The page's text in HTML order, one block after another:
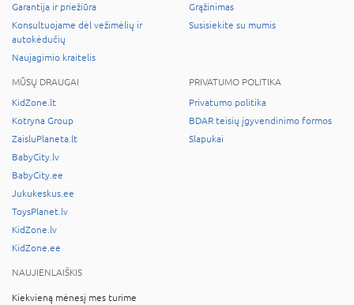
Garantija ir priežiūra
Konsultuojame dėl vežimėlių ir
autokėdučių
Naujagimio kraitelis
Grąžinimas
Susisiekite su mumis
MŪSŲ DRAUGAI
KidZone.lt
Kotryna Group
ZaisluPlaneta.lt
BabyCity.lv
BabyCity.ee
Jukukeskus.ee
ToysPlanet.lv
KidZone.lv
KidZone.ee
PRIVATUMO POLITIKA
Privatumo politika
BDAR teisių įgyvendinimo formos
Slapukai
NAUJIENLAIŠKIS
Kiekvieną mėnesį mes turime